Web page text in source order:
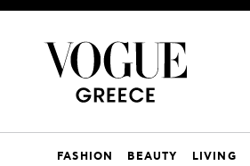
FASHION BEAUTY LIVING